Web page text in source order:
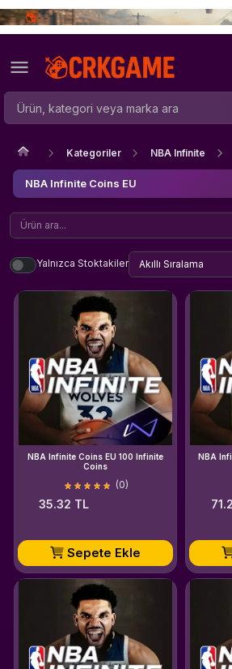
Kategoriler NBA Infinite
NBA Infinite Coins EU
Yalnızca Stoktakiler
NBA Infinite Coins EU 100 Infinite
Coins
(0)
35.32 TL
Sepete Ekle
NBA